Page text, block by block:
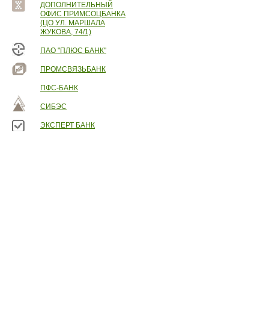
ДОПОЛНИТЕЛЬНЫЙ
ОФИС ПРИМСОЦБАНКА
(ЦО УЛ. МАРШАЛА
ЖУКОВА, 74/1)
ПАО "ПЛЮС БАНК"
ПРОМСВЯЗЬБАНК
ПФС-БАНК
СИБЭС
ЭКСПЕРТ БАНК